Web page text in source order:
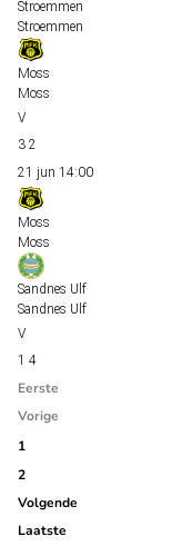
Stroemmen
Stroemmen
Moss
Moss
3 2
21 jun 14:00
Moss
Moss
Sandnes Ulf
Sandnes Ulf
1 4
Eerste
Vorige
1
2
Volgende
Laatste